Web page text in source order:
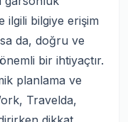
ilgili bilgiye erişim
da, doğru ve
bir ihtiyaçtır.
planlama ve
Travelda,